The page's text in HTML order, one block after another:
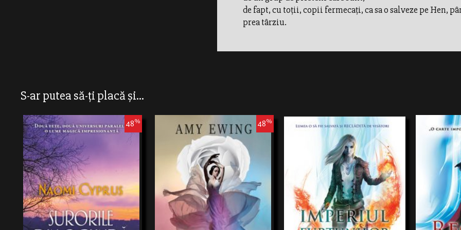
de fapt, cu toții, copii fermecați, ca sa o salveze pe Hen,
prea târziu.
S-ar putea să-ți placă și...
Două lumi paralele şi două fete pe care doar
48%
Violet fuge departe de Bijuterie, departe de
48%